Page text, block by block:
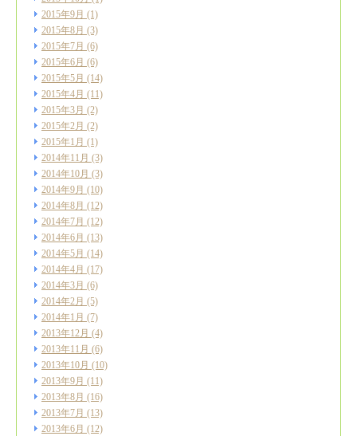
2015年9月 (1)
2015年8月 (3)
2015年7月 (6)
2015年6月 (6)
2015年5月 (14)
2015年4月 (11)
2015年3月 (2)
2015年2月 (2)
2015年1月 (1)
2014年11月 (3)
2014年10月 (3)
2014年9月 (10)
2014年8月 (12)
2014年7月 (12)
2014年6月 (13)
2014年5月 (14)
2014年4月 (17)
2014年3月 (6)
2014年2月 (5)
2014年1月 (7)
2013年12月 (4)
2013年11月 (6)
2013年10月 (10)
2013年9月 (11)
2013年8月 (16)
2013年7月 (13)
2013年6月 (12)